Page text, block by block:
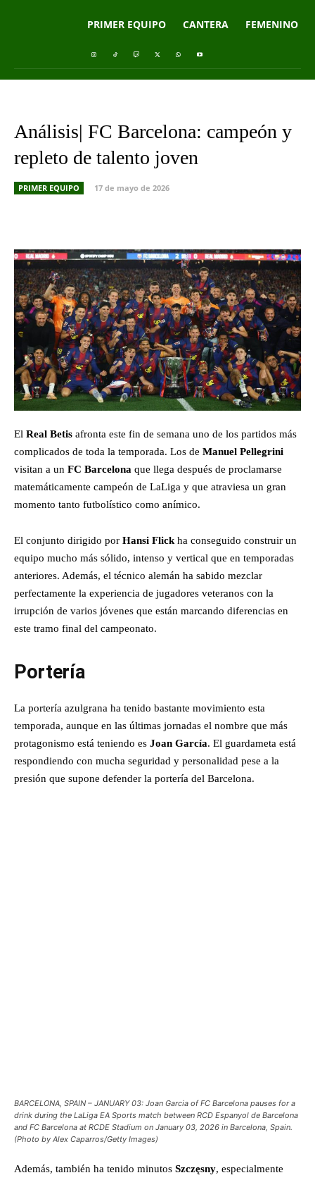
PRIMER EQUIPO CANTERA FEMENINO
Análisis| FC Barcelona: campeón y
repleto de talento joven
PRIMER EQUIPO
17 de mayo de 2026
El Real Betis afronta este fin de semana uno de los partidos más
complicados de toda la temporada. Los de Manuel Pellegrini
visitan a un FC Barcelona que llega después de proclamarse
matemáticamente campeón de LaLiga y que atraviesa un gran
momento tanto futbolístico como anímico.
El conjunto dirigido por Hansi Flickha conseguido construir un
equipo mucho más sólido, intenso y vertical que en temporadas
anteriores. Además, el técnico alemán ha sabido mezclar
perfectamente la experiencia de jugadores veteranos con la
irrupción de varios jóvenes que están marcando diferencias en
este tramo final del campeonato.
Portería
La portería azulgrana ha tenido bastante movimiento esta
temporada, aunque en las últimas jornadas el nombre que más
protagonismo está teniendo es Joan García. El guardameta está
respondiendo con mucha seguridad y personalidad pese a la
presión que supone defender la portería del Barcelona.
BARCELONA, SPAIN – JANUARY 03: Joan Garcia of FC Barcelona pauses for a
drink during the LaLiga EA Sports match between RCD Espanyol de Barcelona
and FC Barcelona at RCDE Stadium on January 03, 2026 in Barcelona, Spain.
(Photo by Alex Caparros/Getty Images)
Además, también ha tenido minutos Szczęsny, especialmente